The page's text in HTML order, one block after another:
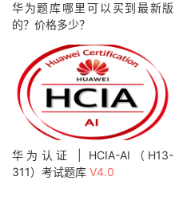
华为题库哪里可以买到最新版
的？价格多少？
华为认证 | HCIA-AI（H13-
311）考试题库 V4.0